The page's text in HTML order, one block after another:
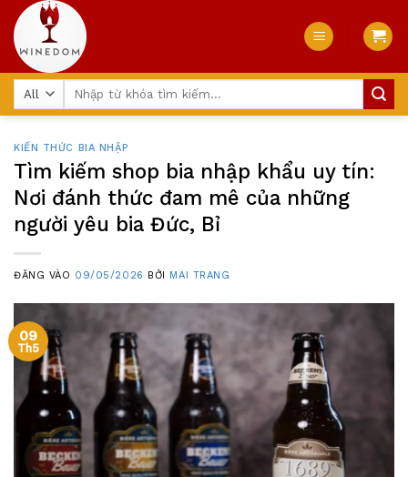
Skip
content
KIẾN THỨC BIA NHẬP
Tìm kiếm shop bia nhập khẩu uy tín:
Nơi đánh thức đam mê của những
người yêu bia Đức, Bỉ
ĐĂNG VÀO 09/05/2026 BỞI MAI TRANG
09
Th5